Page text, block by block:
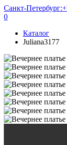
Санкт-Петербург:
0
Каталог
Juliana3177